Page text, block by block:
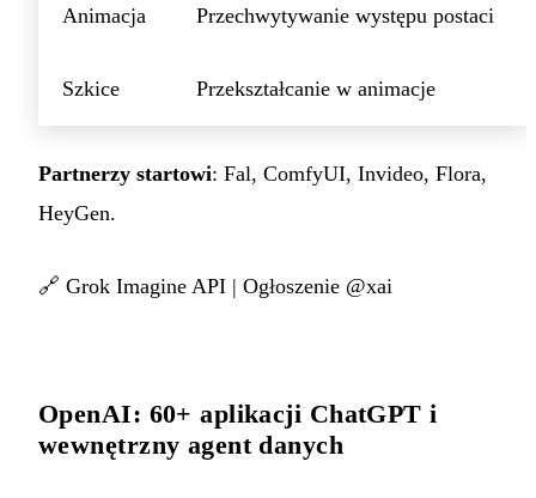
Animacja Przechwytywanie występu postaci
Szkice Przekształcanie w animacje
Partnerzy startowi: Fal, ComfyUI, Invideo, Flora,
HeyGen.
🔗 Grok Imagine API | Ogłoszenie @xai
OpenAI: 60+ aplikacji ChatGPT i
wewnętrzny agent danych